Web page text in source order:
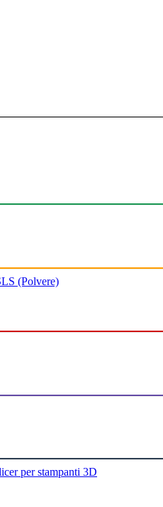
(Polvere)
per stampanti 3D